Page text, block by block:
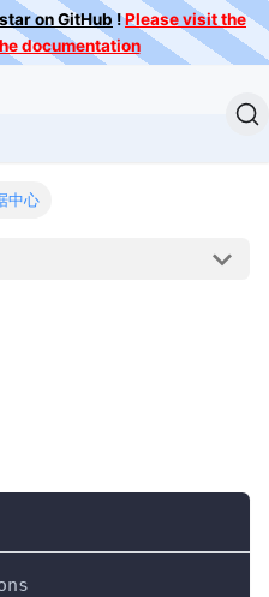
on GitHub !Please visit the
documentation
中心